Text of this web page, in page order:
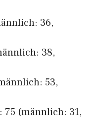
36,
38,
53,
75 (männlich: 31,